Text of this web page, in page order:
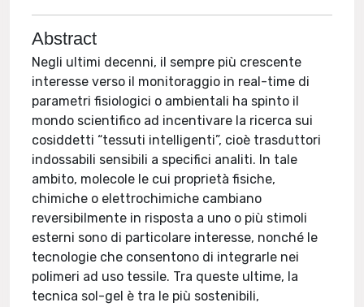
Abstract
Negli ultimi decenni, il sempre più crescente
interesse verso il monitoraggio in real-time di
parametri fisiologici o ambientali ha spinto il
mondo scientifico ad incentivare la ricerca sui
cosiddetti “tessuti intelligenti”, cioè trasduttori
indossabili sensibili a specifici analiti. In tale
ambito, molecole le cui proprietà fisiche,
chimiche o elettrochimiche cambiano
reversibilmente in risposta a uno o più stimoli
esterni sono di particolare interesse, nonché le
tecnologie che consentono di integrarle nei
polimeri ad uso tessile. Tra queste ultime, la
tecnica sol-gel è tra le più sostenibili,